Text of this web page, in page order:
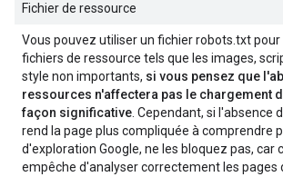
Fichier de ressource
Vous pouvez utiliser un fichier robots.txt pour
fichiers de ressource tels que les images,
style non importants, si vous pensez que
ressources n'affectera pas le chargement
façon significative . Cependant, si l'absence
rend la page plus compliquée à comprendre
d'exploration Google, ne les bloquez pas, car
empêche d'analyser correctement les pages